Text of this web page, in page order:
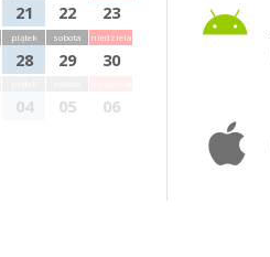
21 22 23
piątek
28
sobota
29
niedziela
30
04 05 06